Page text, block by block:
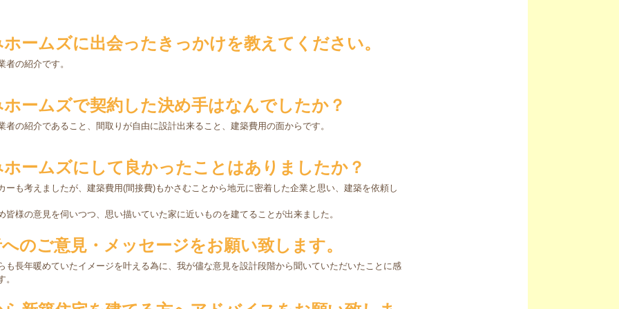
ームズに出会ったきっかけを教えてください。
者の紹介です。
ームズで契約した決め手はなんでしたか？
者の紹介であること、間取りが自由に設計出来ること、建築費用の面からです。
ームズにして良かったことはありましたか？
ーも考えましたが、建築費用(間接費)もかさむことから地元に密着した企業と思い、建築を依頼し
皆様の意見を伺いつつ、思い描いていた家に近いものを建てることが出来ました。
のご意見・メッセージをお願い致します。
も長年暖めていたイメージを叶える為に、我が儘な意見を設計段階から聞いていただいたことに感
。